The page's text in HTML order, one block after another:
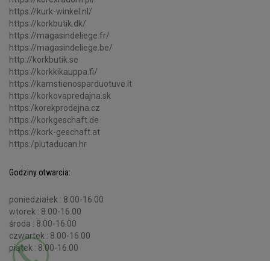
https://kurk-winkel.nl/
https://korkbutik.dk/
https://magasindeliege.fr/
https://magasindeliege.be/
http://korkbutik.se
https://korkkikauppa.fi/
https://kamstienosparduotuve.lt
https://korkovapredajna.sk
https:/korekprodejna.cz
https://korkgeschaft.de
https://kork-geschaft.at
https:/plutaducan.hr
Godziny otwarcia:
poniedziałek : 8.00-16.00
wtorek : 8.00-16.00
środa : 8.00-16.00
czwartek : 8.00-16.00
piątek : 8.00-16.00